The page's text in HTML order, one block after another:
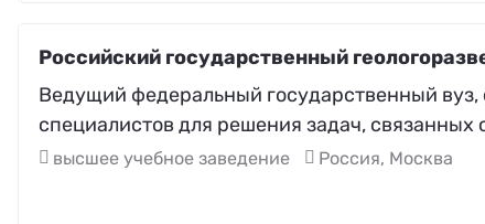
Российский государственный
Ведущий федеральный государственный
специалистов для решения задач,
высшее учебное заведение Россия, Москва